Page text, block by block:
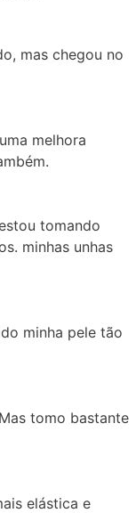
mas chegou no
melhora
tomando
minhas unhas
minha pele tão
tomo bastante
elástica e